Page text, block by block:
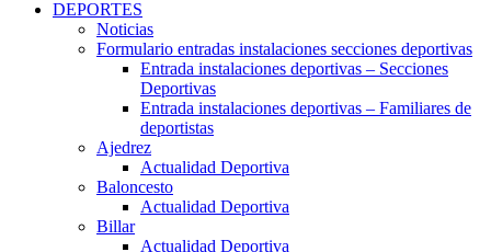
DEPORTES
Noticias
Formulario entradas instalaciones secciones deportivas
Entrada instalaciones deportivas – Secciones
Deportivas
Entrada instalaciones deportivas – Familiares de
deportistas
Ajedrez
Actualidad Deportiva
Baloncesto
Actualidad Deportiva
Billar
Actualidad Deportiva